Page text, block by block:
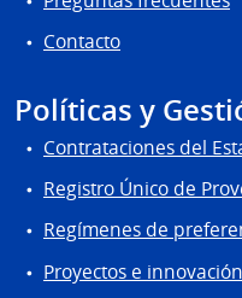
Contacto
Políticas y
Contrataciones del
Registro Único de
Regímenes de
Proyectos e innovación